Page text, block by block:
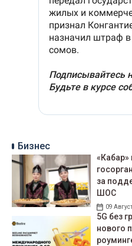
Бизнес
за
ШОС
09
5G без
нового